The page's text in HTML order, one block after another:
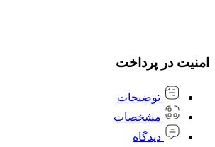
امنیت در پرداخت
توضیحات
مشخصات
دیدگاه